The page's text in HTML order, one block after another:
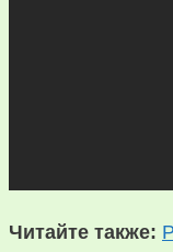
Читайте также: